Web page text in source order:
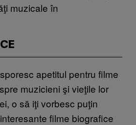
muzicale în
apetitul pentru filme
muzicieni şi vieţile lor
o să iţi vorbesc puţin
filme biografice